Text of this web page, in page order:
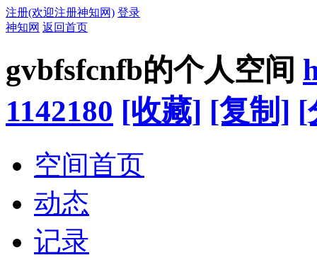
注册(欢迎注册神知网) 登录
神知网 返回首页
gvbfsfcnfb的个人空间
1142180 [收藏] [复制] [
空间首页
动态
记录